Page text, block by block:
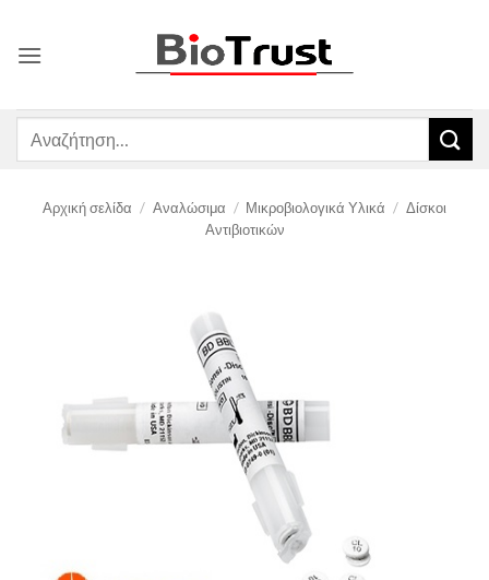
περιεχόμενο
Αναζήτηση
Αρχική σελίδα / Αναλώσιμα / Μικροβιολογικά Υλικά / Δίσκοι
Αντιβιοτικών